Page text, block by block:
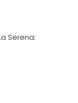
Serena: